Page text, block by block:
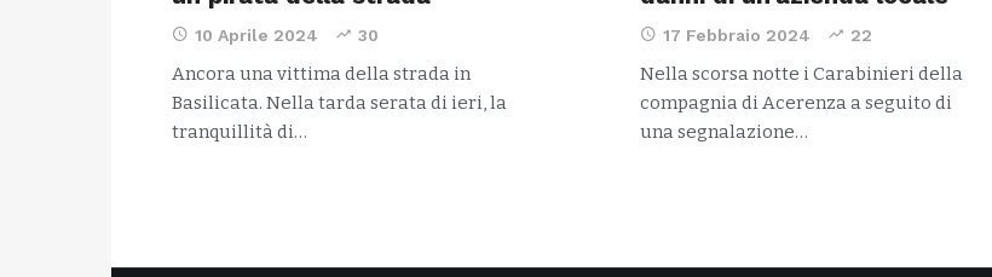
10 Aprile 2024 30
Ancora una vittima della strada in
Basilicata. Nella tarda serata di ieri, la
tranquillità di…
17 Febbraio 2024 22
Nella scorsa notte i Carabinieri della
compagnia di Acerenza a seguito di
una segnalazione…